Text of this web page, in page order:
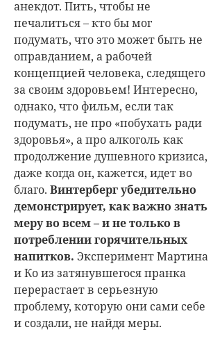
анекдот. Пить, чтобы не
печалиться – кто бы мог
подумать, что это может быть не
оправданием, а рабочей
концепцией человека, следящего
за своим здоровьем! Интересно,
однако, что фильм, если так
подумать, не про «побухать ради
здоровья», а про алкоголь как
продолжение душевного кризиса,
даже когда он, кажется, идет во
благо. Винтерберг убедительно
демонстрирует, как важно знать
меру во всем – и не только в
потреблении горячительных
напитков. Эксперимент Мартина
и Ко из затянувшегося пранка
перерастает в серьезную
проблему, которую они сами себе
и создали, не найдя меры.